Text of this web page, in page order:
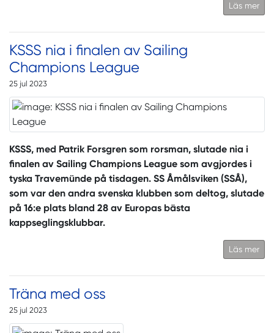
Läs mer
KSSS nia i finalen av Sailing
Champions League
25 jul 2023
KSSS, med Patrik Forsgren som rorsman, slutade nia i
finalen av Sailing Champions League som avgjordes i
tyska Travemünde på tisdagen. SS Åmålsviken (SSÅ),
som var den andra svenska klubben som deltog, slutade
på 16:e plats bland 28 av Europas bästa
kappseglingsklubbar.
Läs mer
Träna med oss
25 jul 2023